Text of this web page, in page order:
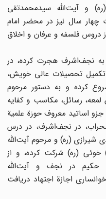
و آیت‌الله سیدمحمدتقی
سال نیز در محضر امام
فلسفه و عرفان و اخلاق
نجف‌اشرف هجرت کرده، در
تحصیلات عالی خویش،
کرده و به دستور مرحوم
رسائل، مکاسب و کفایه
اساتید معروف حوزة علمیة
در نجف‌اشرف، در درس
شیرازی (ره) و مرحوم آیت‌الله
(ره) شرکت کرده، و از
حکیم در نجف و آیت‌الله
اجازة اجتهاد دریافت